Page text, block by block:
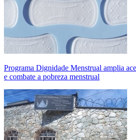
Programa Dignidade Menstrual amplia
e combate a pobreza menstrual